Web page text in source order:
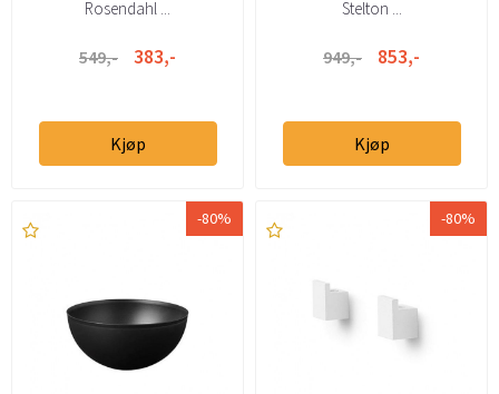
Rosendahl ...
549,- 383,-
Kjøp
Stelton ...
949,- 853,-
Kjøp
-80% -80%